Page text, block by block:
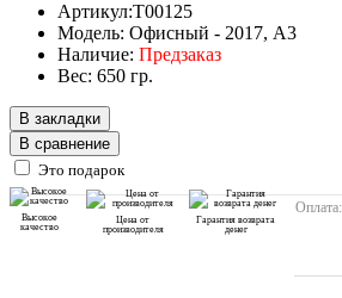
Артикул:T00125
Модель: Офисный - 2017, А3
Наличие: Предзаказ
Вес: 650 гр.
В закладки
В сравнение
Это подарок
Высокое
качество
Цена от
производителя
Гарантия возврата
денег
Оплата: